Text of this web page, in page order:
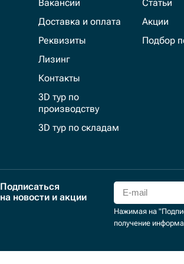
Вакансии
Доставка и оплата
Реквизиты
Лизинг
Контакты
3D тур по
производству
3D тур по складам
Статьи
Акции
Подбор
Подписаться
на новости и акции
Нажимая на
получение